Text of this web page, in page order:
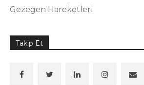
Gezegen Hareketleri
Takip Et